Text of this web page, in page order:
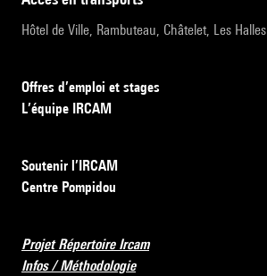
Hôtel de Ville, Rambuteau, Châtelet, Les Halles
Offres d’emploi et stages
L’équipe IRCAM
Soutenir l’IRCAM
Centre Pompidou
Projet Répertoire Ircam
Infos / Méthodologie